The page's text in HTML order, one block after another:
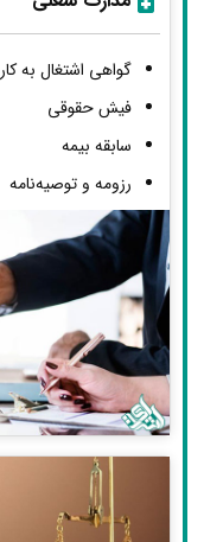
گواهی اشتغال به کار
فیش حقوقی
سابقه بیمه
رزومه و توصیه‌نامه